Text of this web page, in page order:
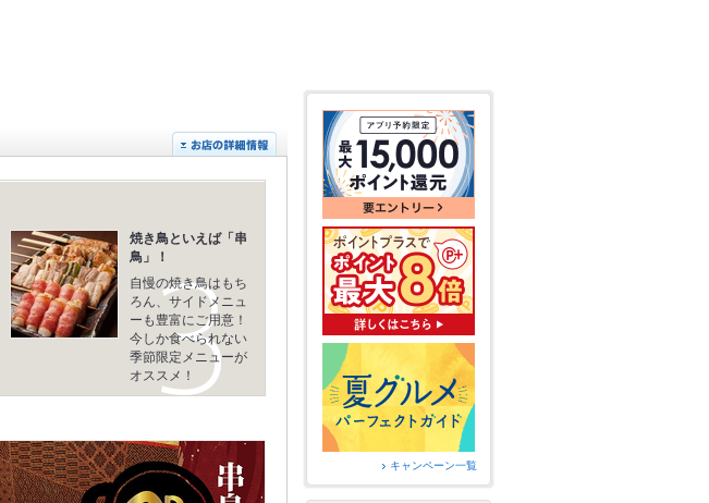
焼き鳥といえば「串
鳥」！
自慢の焼き鳥はもち
ろん、サイドメニュ
ーも豊富にご用意！
今しか食べられない
季節限定メニューが
オススメ！
キャンペーン一覧